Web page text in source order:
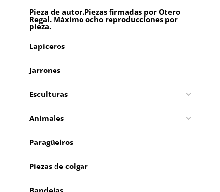
Pieza de autor.Piezas firmadas por Otero
Regal. Máximo ocho reproducciones por
pieza.
Lapiceros
Jarrones
Esculturas
Animales
Paragüeiros
Piezas de colgar
Bandejas